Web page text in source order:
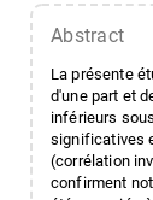
Abstract
La présente
d'une part et
inférieurs
significatives
(corrélation
confirment